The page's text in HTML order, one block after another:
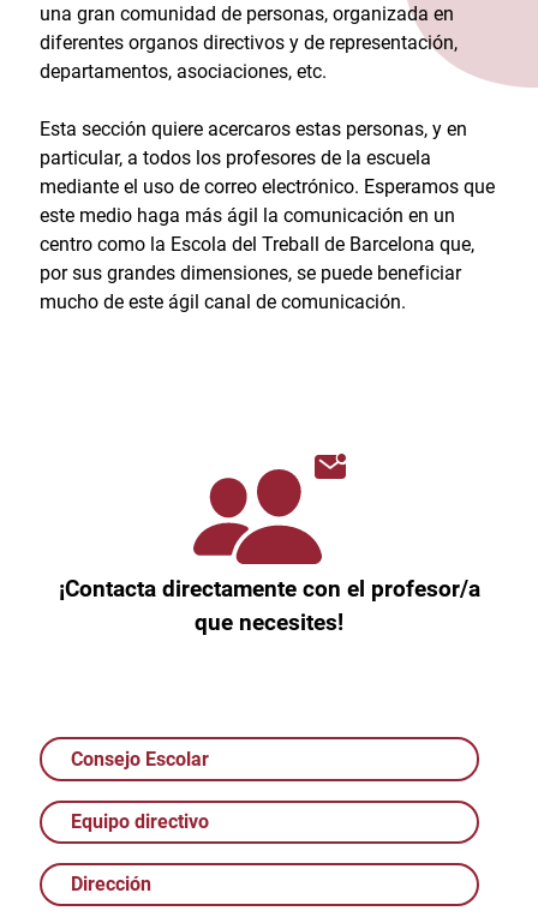
una gran comunidad de personas, organizada en
diferentes organos directivos y de representación,
departamentos, asociaciones, etc.
Esta sección quiere acercaros estas personas, y en
particular, a todos los profesores de la escuela
mediante el uso de correo electrónico. Esperamos que
este medio haga más ágil la comunicación en un
centro como la Escola del Treball de Barcelona que,
por sus grandes dimensiones, se puede beneficiar
mucho de este ágil canal de comunicación.
¡Contacta directamente con el profesor/a
que necesites!
Consejo Escolar
Equipo directivo
Dirección